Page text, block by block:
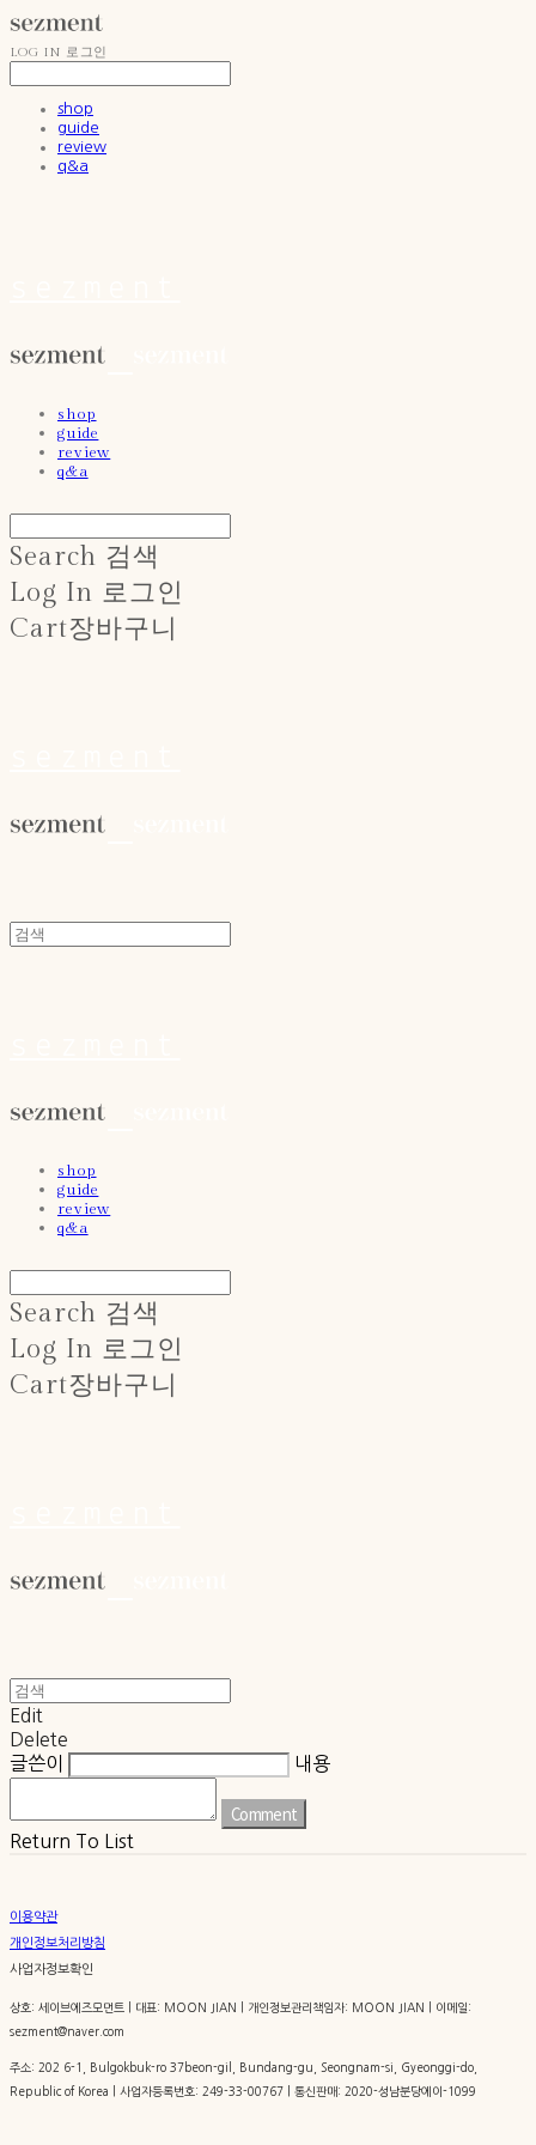
LOG IN 로그인
shop
guide
review
q&a
shop
guide
review
q&a
Search 검색
Log In 로그인
Cart장바구니
shop
guide
review
q&a
Search 검색
Log In 로그인
Cart장바구니
Edit
Delete
글쓴이
내용
Comment
Return To List
이용약관
개인정보처리방침
사업자정보확인
상호: 세이브에즈모먼트 | 대표: MOON JIAN | 개인정보관리책임자: MOON JIAN | 이메일:
sezment@naver.com
주소: 202 6-1, Bulgokbuk-ro 37beon-gil, Bundang-gu, Seongnam-si, Gyeonggi-do,
Republic of Korea | 사업자등록번호: 249-33-00767 | 통신판매: 2020-성남분당에이-1099